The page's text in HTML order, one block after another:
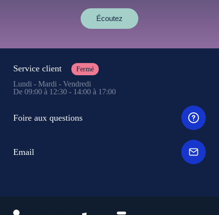
Écoutez
Service client Fermé
Lundi - Mardi - Vendredi
De 09:00 à 12:30 - 14:00 à 17:00
Foire aux questions
Email